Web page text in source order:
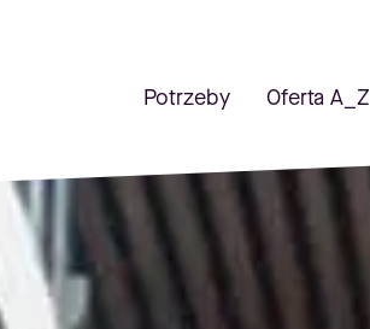
Potrzeby Oferta A_Z